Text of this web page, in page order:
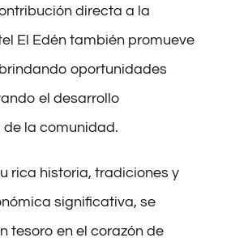
directa a la
El Edén también promueve
oportunidades
el desarrollo
la comunidad.
rica historia, tradiciones y
significativa, se
tesoro en el corazón de